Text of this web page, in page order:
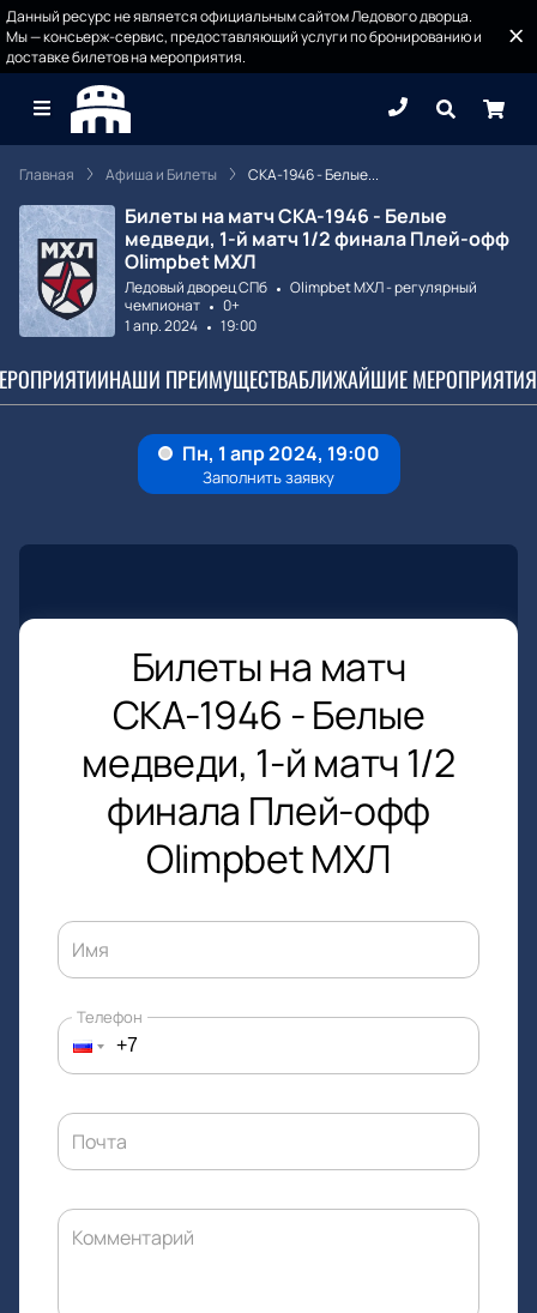
Данный ресурс не является официальным сайтом Ледового дворца.
Мы — консьерж-сервис, предоставляющий услуги по бронированию и
доставке билетов на мероприятия.
Главная Афиша и Билеты СКА-1946 - Белые...
Билеты на матч СКА-1946 - Белые
медведи, 1-й матч 1/2 финала Плей-офф
Olimpbet МХЛ
Ледовый дворец СПб
Olimpbet МХЛ - регулярный
чемпионат
0+
1 апр. 2024
19:00
НАШИ ПРЕИМУЩЕСТВАБЛИЖАЙШИЕ МЕРОПРИЯТИЯ
Билеты на матч
СКА-1946 - Белые
медведи, 1-й матч 1/2
финала Плей-офф
Olimpbet МХЛ
Имя
Телефон
Почта
Комментарий